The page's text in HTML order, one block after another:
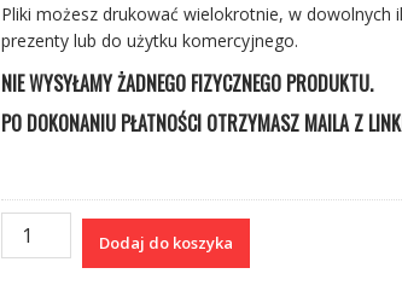
Pliki możesz drukować wielokrotnie, w dowolnych
prezenty lub do użytku komercyjnego.
NIE WYSYŁAMY ŻADNEGO FIZYCZNEGO PRODUKTU.
PO DOKONANIU PŁATNOŚCI OTRZYMASZ MAILA Z
ilość
Archanioł
Dodaj do koszyka